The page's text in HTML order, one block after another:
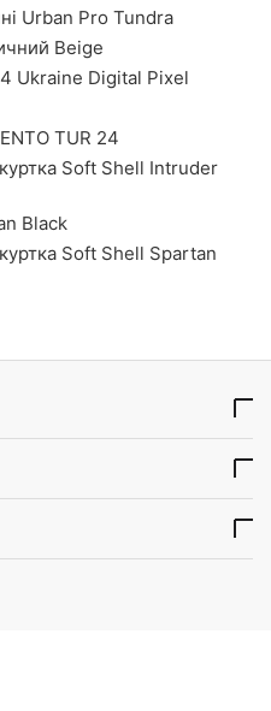
Urban Pro Tundra
Beige
Ukraine Digital Pixel
TUR 24
Soft Shell Intruder
Black
Soft Shell Spartan